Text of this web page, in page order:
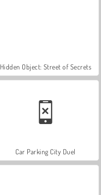
Hidden Object: Street of Secrets
Car Parking City Duel